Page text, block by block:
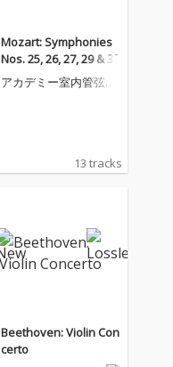
Mozart: Symphonies
Nos. 25, 26, 27, 29 & 32
アカデミー室内管弦楽
13 tracks
Beethoven: Violin Con
certo